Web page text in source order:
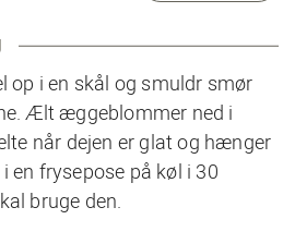
op i en skål og smuldr smør
Ælt æggeblommer ned i
når dejen er glat og hænger
en frysepose på køl i 30
bruge den.